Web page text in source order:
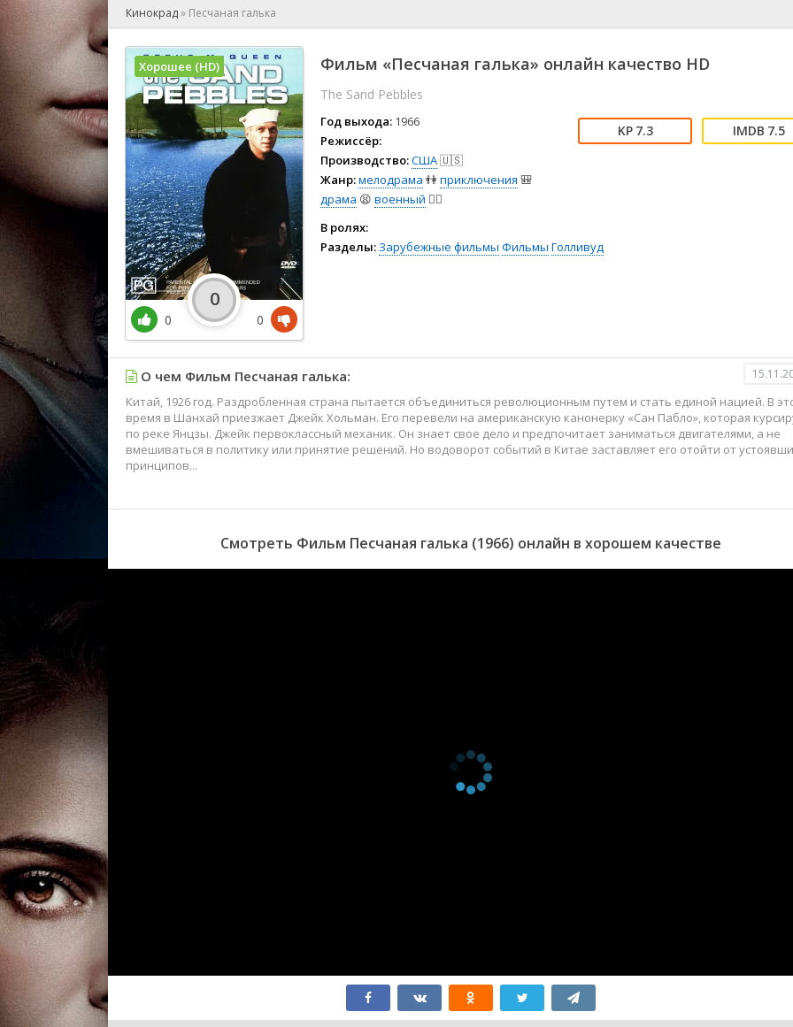
🕺 Мюзикл
👨‍💼 Новости
🎒 Приключения
👨‍💻 Реальное тв
🎤 Ток-шоу
😱 Ужасы
🧙‍♀️ Фантастика
🤠 Фильм-нуар
🧝‍♂️ Фэнтези
🏅 Церемония
Кинокрад» Песчаная галька
Фильм «Песчаная галька» онлайн качество HD
The Sand Pebbles
Год выхода: 1966
Режиссёр:
Производство:США🇺🇸
Жанр:мелодрама 👫приключения 🎒
драма 😫 военный 👨‍✈️
7.3 7.5
В ролях:
Разделы: Зарубежные фильмы Фильмы Голливуд
Хорошее (HD)
0
0
0
О чем Фильм Песчаная галька:
Китай, 1926 год. Раздробленная страна пытается объединиться революционным путем и стать единой нацией. В
время в Шанхай приезжает Джейк Хольман. Его перевели на американскую канонерку «Сан Пабло», которая
по реке Янцзы. Джейк первоклассный механик. Он знает свое дело и предпочитает заниматься двигателями, а не
вмешиваться в политику или принятие решений. Но водоворот событий в Китае заставляет его отойти от
принципов...
Смотреть Фильм Песчаная галька (1966) онлайн в хорошем качестве